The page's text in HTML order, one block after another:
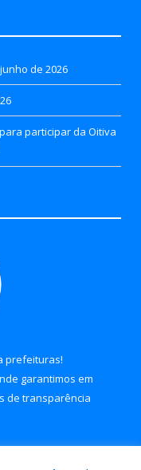
de 2026
participar da Oitiva
prefeituras!
garantimos em
de transparência